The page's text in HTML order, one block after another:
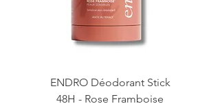
ENDRO Déodorant Stick
48H - Rose Framboise